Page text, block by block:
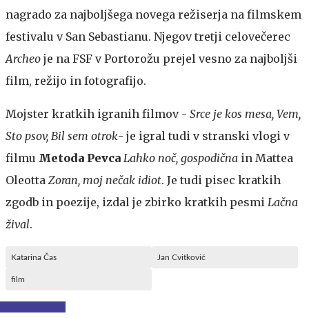
nagrado za najboljšega novega režiserja na filmskem
festivalu v San Sebastianu. Njegov tretji celovečerec
Archeo je na FSF v Portorožu prejel vesno za najboljši
film, režijo in fotografijo.
Mojster kratkih igranih filmov - Srce je kos mesa, Vem,
Sto psov, Bil sem otrok- je igral tudi v stranski vlogi v
filmu Metoda Pevca Lahko noč, gospodična in Mattea
Oleotta Zoran, moj nečak idiot. Je tudi pisec kratkih
zgodb in poezije, izdal je zbirko kratkih pesmi Lačna
žival.
Katarina Čas Jan Cvitkovič
film